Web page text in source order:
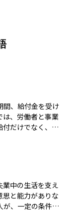
間、給付金を受け
は、労働者と事業
だけでなく、教
働市場のセーフ
。
中の生活を支え
思と能力がありな
が、一定の条件を